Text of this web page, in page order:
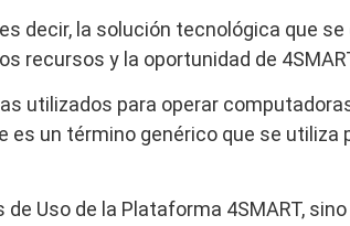
decir, la solución tecnológica que
recursos y la oportunidad de
utilizados para operar
un término genérico que se
Uso de la Plataforma 4SMART,